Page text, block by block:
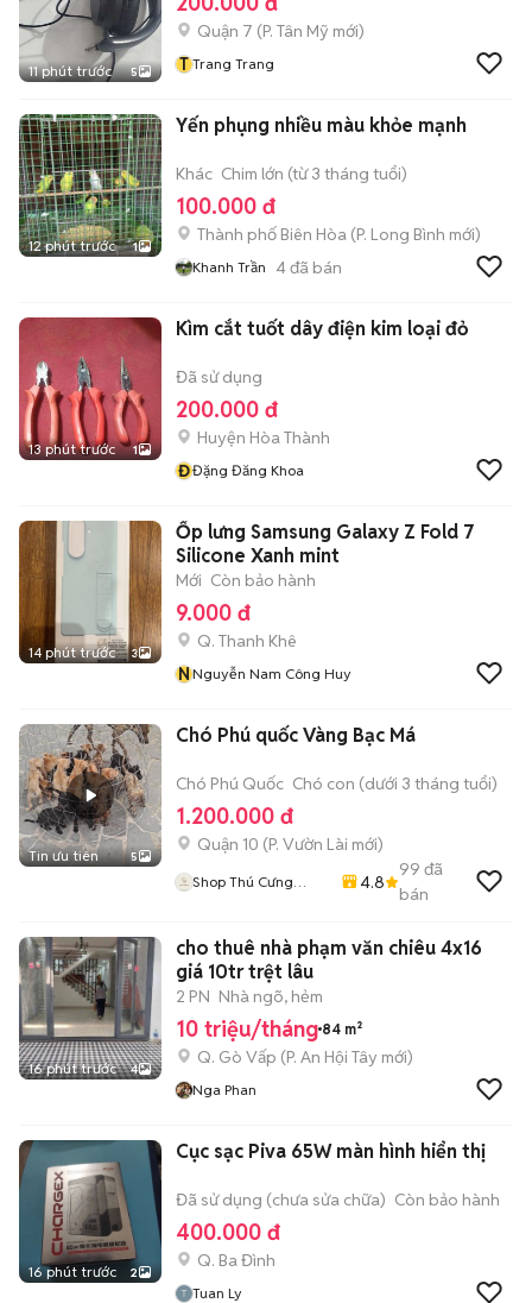
11 phút trước 5
Quận 7 (P. Tân Mỹ mới)
T Trang Trang
12 phút trước 1
Yến phụng nhiều màu khỏe mạnh
Khác Chim lớn (từ 3 tháng tuổi)
100.000 đ
Thành phố Biên Hòa (P. Long Bình mới)
Khanh Trần 4đã bán
13 phút trước 1
Kìm cắt tuốt dây điện kim loại đỏ
Đã sử dụng
200.000 đ
Huyện Hòa Thành
ĐĐặng Đăng Khoa
14 phút trước 3
Ốp lưng Samsung Galaxy Z Fold 7
Silicone Xanh mint
Mới Còn bảo hành
9.000 đ
Q. Thanh Khê
NNguyễn Nam Công Huy
Tin ưu tiên 5
Chó Phú quốc Vàng Bạc Má
Chó Phú Quốc Chó con (dưới 3 tháng tuổi)
1.200.000 đ
Quận 10 (P. Vườn Lài mới)
Shop Thú Cưng
4.8
99 đã
bán
16 phút trước 4
cho thuê nhà phạm văn chiêu 4x16
giá 10tr trệt lâu
2 PN Nhà ngõ, hẻm
10 triệu/tháng 84 m²
Q. Gò Vấp (P. An Hội Tây mới)
Nga Phan
16 phút trước 2
Cục sạc Piva 65W màn hình hiển thị
Đã sử dụng (chưa sửa chữa) Còn bảo hành
400.000 đ
Q. Ba Đình
Tuan Ly